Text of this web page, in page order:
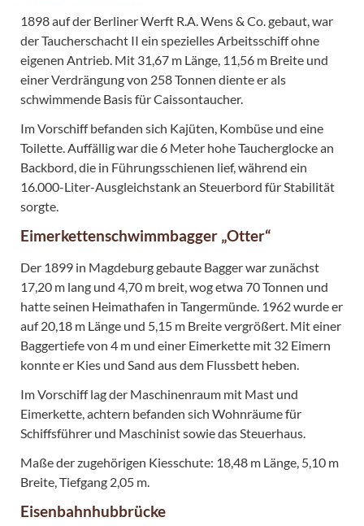
1898 auf der Berliner Werft R.A. Wens & Co. gebaut, war
der Taucherschacht II ein spezielles Arbeitsschiff ohne
eigenen Antrieb. Mit 31,67 m Länge, 11,56 m Breite und
einer Verdrängung von 258 Tonnen diente er als
schwimmende Basis für Caissontaucher.
Im Vorschiff befanden sich Kajüten, Kombüse und eine
Toilette. Auffällig war die 6 Meter hohe Taucherglocke an
Backbord, die in Führungsschienen lief, während ein
16.000-Liter-Ausgleichstank an Steuerbord für Stabilität
sorgte.
Eimerkettenschwimmbagger „Otter“
Der 1899 in Magdeburg gebaute Bagger war zunächst
17,20 m lang und 4,70 m breit, wog etwa 70 Tonnen und
hatte seinen Heimathafen in Tangermünde. 1962 wurde er
auf 20,18 m Länge und 5,15 m Breite vergrößert. Mit einer
Baggertiefe von 4 m und einer Eimerkette mit 32 Eimern
konnte er Kies und Sand aus dem Flussbett heben.
Im Vorschiff lag der Maschinenraum mit Mast und
Eimerkette, achtern befanden sich Wohnräume für
Schiffsführer und Maschinist sowie das Steuerhaus.
Maße der zugehörigen Kiesschute: 18,48 m Länge, 5,10 m
Breite, Tiefgang 2,05 m.
Eisenbahnhubbrücke